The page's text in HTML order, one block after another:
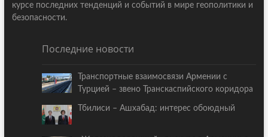
курсе последних тенденций и событий в мире геополитики и
безопасности.
Последние новости
Транспортные взаимосвязи Армении с
Турцией – звено Транскаспийского коридора
Тбилиси – Ашхабад: интерес обоюдный